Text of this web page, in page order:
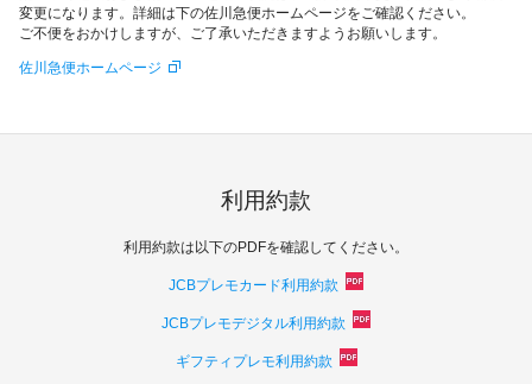
変更になります。詳細は下の佐川急便ホームページをご確認ください。
ご不便をおかけしますが、ご了承いただきますようお願いします。
佐川急便ホームページ
利用約款
利用約款は以下のPDFを確認してください。
JCBプレモカード利用約款
JCBプレモデジタル利用約款
ギフティプレモ利用約款